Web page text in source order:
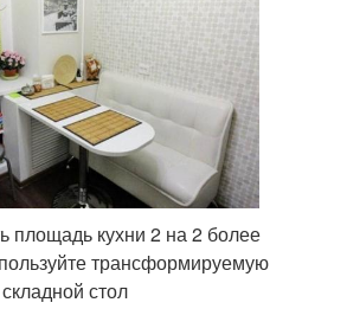
площадь кухни 2 на 2 более
трансформируемую
стол